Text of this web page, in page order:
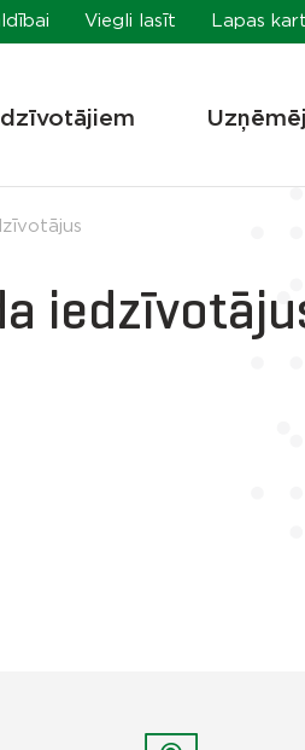
Viegli lasīt Lapas